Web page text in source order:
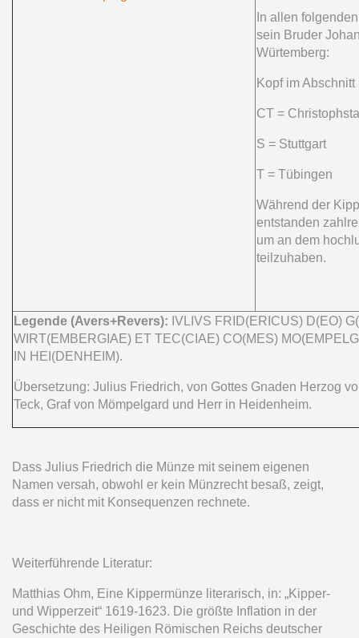
In allen
sein Bruder
Würtemberg:
Kopf im
CT =
S = Stuttgart
T = Tübingen
Während der
entstanden
um an dem
teilzuhaben.
Legende (Avers+Revers): IVLIVS FRID(ERICUS) D(EO)
WIRT(EMBERGIAE) ET TEC(CIAE) CO(MES)
IN HEI(DENHEIM).
Übersetzung: Julius Friedrich, von Gottes Gnaden Herzog
Teck, Graf von Mömpelgard und Herr in Heidenheim.
Dass Julius Friedrich die Münze mit seinem eigenen
Namen versah, obwohl er kein Münzrecht besaß, zeigt,
dass er nicht mit Konsequenzen rechnete.
Weiterführende Literatur:
Matthias Ohm, Eine Kippermünze literarisch, in: „Kipper-
und Wipperzeit“ 1619-1623. Die größte Inflation in der
Geschichte des Heiligen Römischen Reichs deutscher